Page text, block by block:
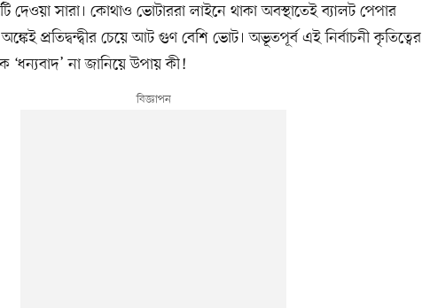
দেওয়া সারা। কোথাও ভোটাররা লাইনে থাকা অবস্থাতেই ব্যালট পেপার
প্রতিদ্বন্দ্বীর চেয়ে আট গুণ বেশি ভোট। অভূতপূর্ব এই নির্বাচনী কৃতিত্বের
‘ধন্যবাদ’ না জানিয়ে উপায় কী!